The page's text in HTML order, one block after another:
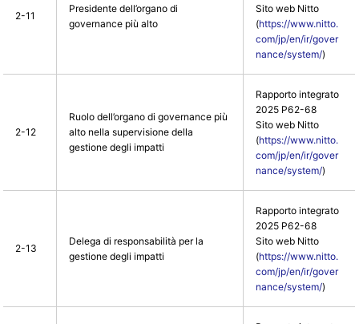
2-11
Presidente dell’organo di
governance più alto
Sito web Nitto
(https://www.nitto.
com/jp/en/ir/gover
nance/system/)
2-12
Ruolo dell’organo di governance più
alto nella supervisione della
gestione degli impatti
Rapporto integrato
2025 P62-68
Sito web Nitto
(https://www.nitto.
com/jp/en/ir/gover
nance/system/)
2-13
Delega di responsabilità per la
gestione degli impatti
Rapporto integrato
2025 P62-68
Sito web Nitto
(https://www.nitto.
com/jp/en/ir/gover
nance/system/)